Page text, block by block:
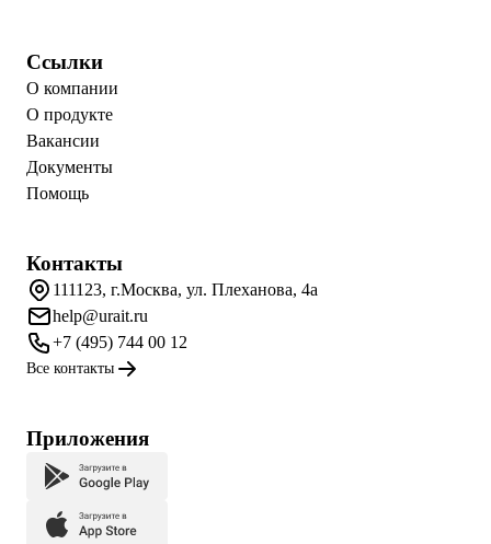
Ссылки
О компании
О продукте
Вакансии
Документы
Помощь
Контакты
111123, г.Москва, ул. Плеханова, 4а
help@urait.ru
+7 (495) 744 00 12
Все контакты
Приложения